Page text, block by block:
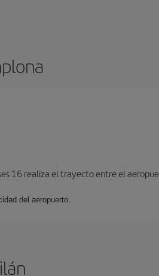
16 realiza el trayecto entre el
del aeropuerto.